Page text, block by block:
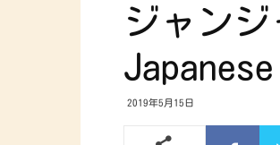
ジャン
Japanese
2019年5月15日